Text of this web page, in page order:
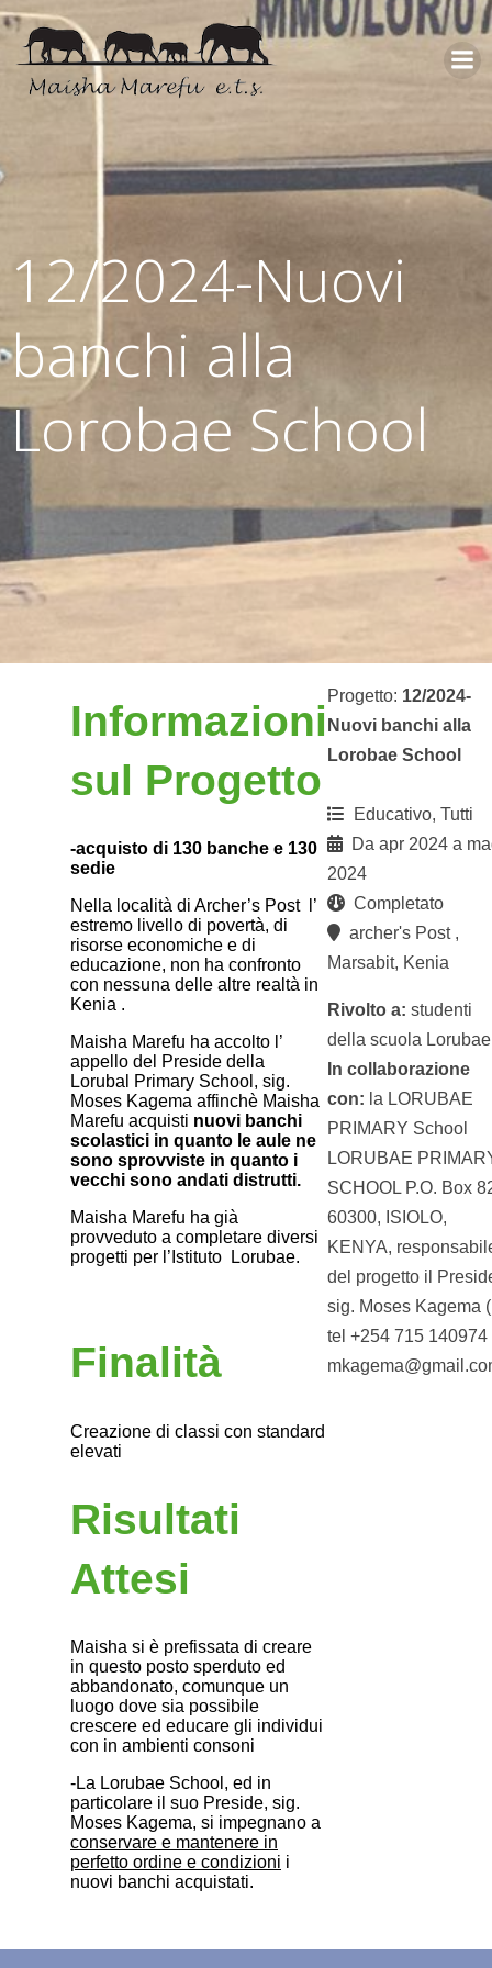
12/2024-Nuovi
banchi alla
Lorobae School
Informazioni
sul Progetto
-acquisto di 130 banche e 130
sedie
Nella località di Archer’s Post l’
estremo livello di povertà, di
risorse economiche e di
educazione, non ha confronto
con nessuna delle altre realtà in
Kenia .
Maisha Marefu ha accolto l’
appello del Preside della
Lorubal Primary School, sig.
Moses Kagema affinchè Maisha
Marefu acquisti nuovi banchi
scolastici in quanto le aule ne
sono sprovviste in quanto i
vecchi sono andati distrutti.
Maisha Marefu ha già
provveduto a completare diversi
progetti per l’Istituto Lorubae.
Finalità
Creazione di classi con standard
elevati
Risultati
Attesi
Maisha si è prefissata di creare
in questo posto sperduto ed
abbandonato, comunque un
luogo dove sia possibile
crescere ed educare gli individui
con in ambienti consoni
-La Lorubae School, ed in
particolare il suo Preside, sig.
Moses Kagema, si impegnano a
conservare e mantenere in
perfetto ordine e condizioni i
nuovi banchi acquistati.
Progetto: 12/2024-
Nuovi banchi alla
Lorobae School
Educativo, Tutti
Da apr 2024 a
2024
Completato
archer's Post ,
Marsabit, Kenia
Rivolto a: studenti
della scuola Lorubae
In collaborazione
con: la LORUBAE
PRIMARY School
LORUBAE
SCHOOL P.O. Box
60300, ISIOLO,
KENYA,
del progetto il
sig. Moses Kagema (
tel +254 715 140974